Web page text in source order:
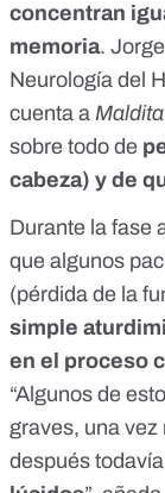
concentran
memoria.
Neurología del
cuenta a
sobre todo de
cabeza) y de
Durante la fase
que algunos
(pérdida de la
simple
en el proceso
“Algunos de
graves, una
después todavía